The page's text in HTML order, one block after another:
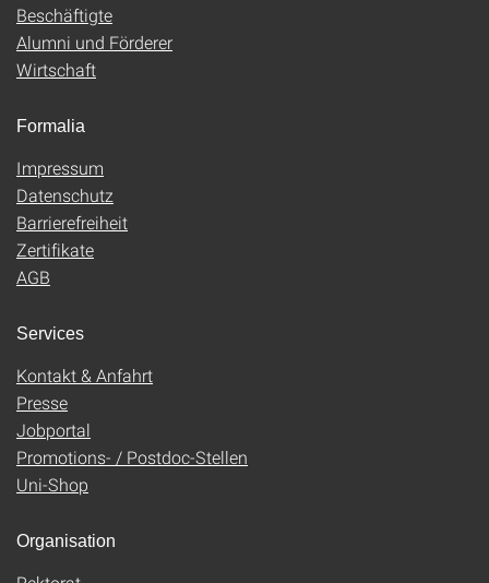
Beschäftigte
Alumni und Förderer
Wirtschaft
Formalia
Impressum
Datenschutz
Barrierefreiheit
Zertifikate
AGB
Services
Kontakt & Anfahrt
Presse
Jobportal
Promotions- / Postdoc-Stellen
Uni-Shop
Organisation